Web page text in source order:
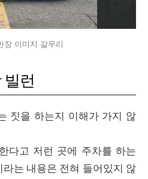
장 이미지 갈무리
빌런
짓을 하는지 이해가 가지 않
다고 저런 곳에 주차를 하는
는 내용은 전혀 들어있지 않